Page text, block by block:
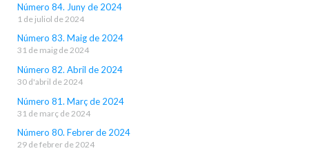
Número 84. Juny de 2024
1 de juliol de 2024
Número 83. Maig de 2024
31 de maig de 2024
Número 82. Abril de 2024
30 d'abril de 2024
Número 81. Març de 2024
31 de març de 2024
Número 80. Febrer de 2024
29 de febrer de 2024